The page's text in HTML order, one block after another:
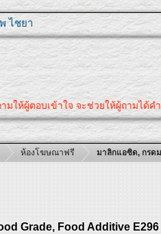
ไชยา
ห้ผู้ตอบเข้าใจ จะช่วยให้ผู้ถามได้คำ
ห้องโฆษณาฟรี มาลิกแอซิด, กรด
Grade, Food Additive E296